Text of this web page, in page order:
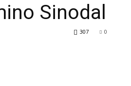
Sinodal
0
307